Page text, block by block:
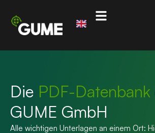
Die PDF-Datenbank
GUME GmbH
Alle wichtigen Unterlagen an einem Ort: